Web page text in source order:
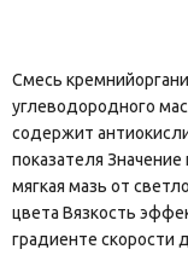
Смесь
углеводородного
содержит
показателя
мягкая мазь от
цвета Вязкость
градиенте скорости